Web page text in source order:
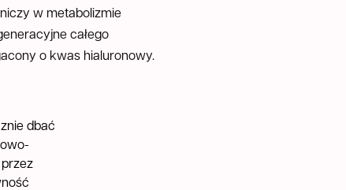
w metabolizmie
całego
o kwas hialuronowy.
na obciążenia?
dbać o układ sercowo-naczyniowy przez dietę i